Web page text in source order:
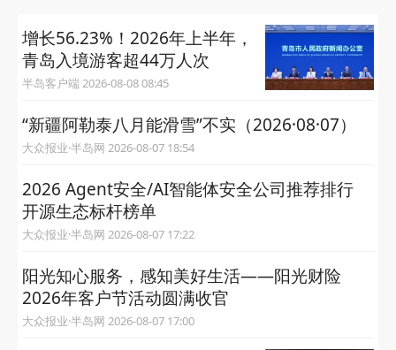
增长56.23%！2026年上半年，
青岛入境游客超44万人次
半岛客户端 2026-08-08 08:45
“新疆阿勒泰八月能滑雪”不实（2026·08·07）
大众报业·半岛网 2026-08-07 18:54
2026 Agent安全/AI智能体安全公司推荐排行
开源生态标杆榜单
大众报业·半岛网 2026-08-07 17:22
阳光知心服务，感知美好生活——阳光财险
2026年客户节活动圆满收官
大众报业·半岛网 2026-08-07 17:00